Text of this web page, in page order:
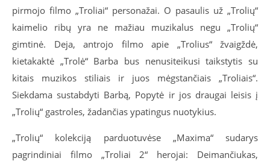
pirmojo filmo „Troliai“ personažai. O pasaulis už „Trolių“
kaimelio ribų yra ne mažiau muzikalus negu „Trolių“
gimtinė. Deja, antrojo filmo apie „Trolius“ žvaigždė,
kietakaktė „Trolė“ Barba bus nenusiteikusi taikstytis su
kitais muzikos stiliais ir juos mėgstančiais „Troliais“.
Siekdama sustabdyti Barbą, Popytė ir jos draugai leisis į
„Trolių“ gastroles, žadančias ypatingus nuotykius.
„Trolių“ kolekciją parduotuvėse „Maxima“ sudarys
pagrindiniai filmo „Troliai 2“ herojai: Deimančiukas,